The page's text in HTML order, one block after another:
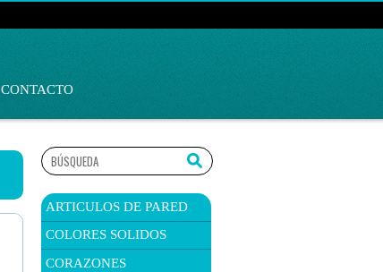
CONTACTO
ARTICULOS DE PARED
COLORES SOLIDOS
CORAZONES